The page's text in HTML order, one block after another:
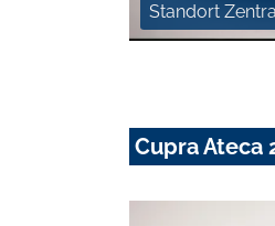
Standort
Cupra Ateca